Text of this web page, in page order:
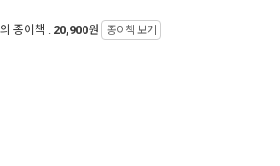
종이책 : 20,900원 종이책 보기